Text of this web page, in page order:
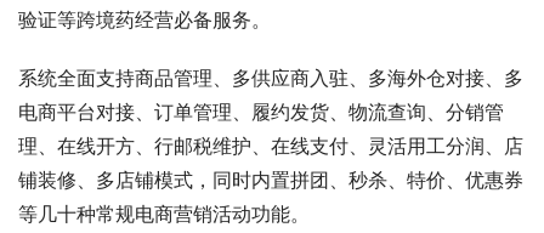
验证等跨境药经营必备服务。
系统全面支持商品管理、多供应商入驻、多海外仓对接、多
电商平台对接、订单管理、履约发货、物流查询、分销管
理、在线开方、行邮税维护、在线支付、灵活用工分润、店
铺装修、多店铺模式，同时内置拼团、秒杀、特价、优惠券
等几十种常规电商营销活动功能。